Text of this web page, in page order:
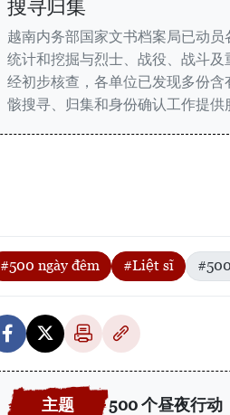
搜寻归集
越南内务部国家文书档案局已动员
统计和挖掘与烈士、战役、战斗及
经初步核查，各单位已发现多份
骸搜寻、归集和身份确认工作提供
#500 ngày đêm #Liệt sĩ
500 个昼夜行动